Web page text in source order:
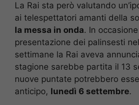
La Rai sta però valutando
ai telespettatori amanti della
la messa in onda. In
presentazione dei palinsesti
settimane la Rai aveva
stagione sarebbe partita il 13
nuove puntate potrebbero
anticipo, lunedì 6 settembre.